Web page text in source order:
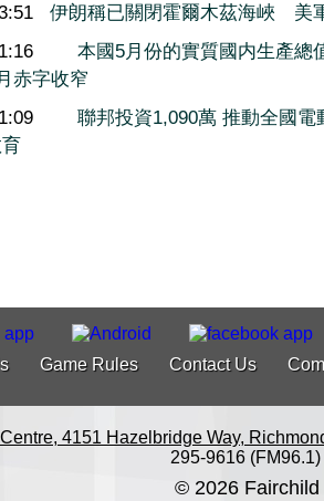
伊朗稱已關閉霍爾木茲海峽 美
本國5月份的實質國内生產總
赤字收窄
聯邦投資1,090萬 推動全國電
Game Rules Contact Us
4151 Hazelbridge Way,
295-9616 (FM96.1)
© 2026 Fairchild